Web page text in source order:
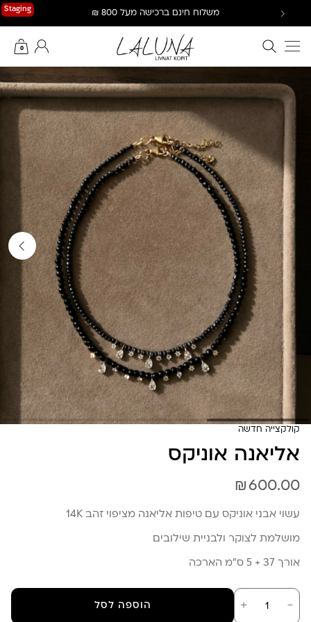
Staging משלוח חינם ברכישה מעל 800 ₪
חיפוש באתר
0
החשבון שלי
קולקצייה חדשה
אליאנה אוניקס
₪ 600.00
עשוי אבני אוניקס עם טיפות אליאנה מציפוי זהב 14K
מושלמת לצוקר ולבניית שילובים
אורך 37 + 5 ס”מ הארכה
－
כמות
של
אליאנה
＋ הוספה לסל